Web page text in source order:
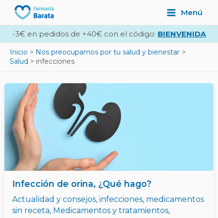
contenido
Main
Menu
Menú
-3€ en pedidos de +40€ con el código: BIENVENIDA
Inicio
Nos preocupamos por tu salud y bienestar
Salud
infecciones
Infección de orina, ¿Qué hago?
Actualidad y consejos, infecciones, medicamentos
sin receta, Medicamentos y tratamientos,